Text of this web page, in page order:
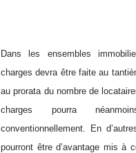
Dans les ensembles
charges devra être faite au
au prorata du nombre de
charges pourra
conventionnellement. En
pourront être d’avantage mis à